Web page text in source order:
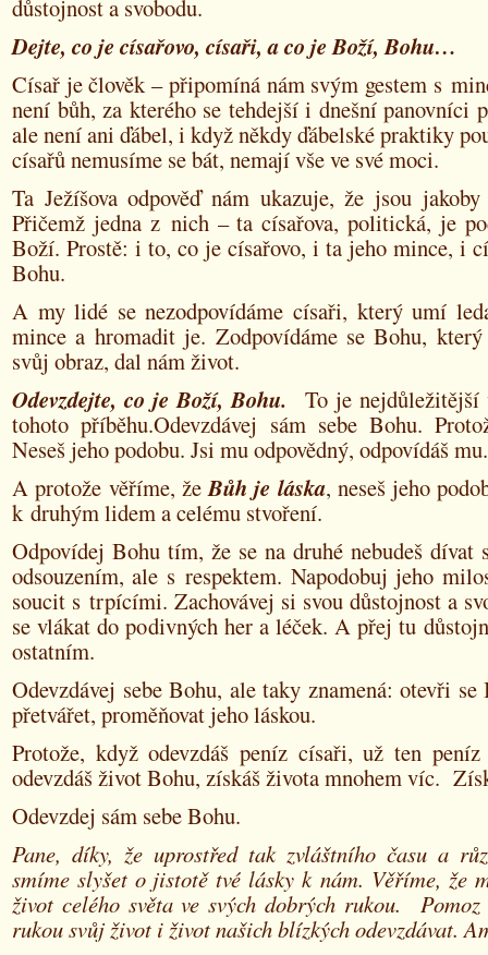
důstojnost a svobodu.
Dejte, co je císařovo, císaři, a co je Boží, Bohu…
Císař je člověk – připomíná nám svým gestem s
není bůh, za kterého se tehdejší i dnešní panovníci
ale není ani ďábel, i když někdy ďábelské praktiky
císařů nemusíme se bát, nemají vše ve své moci.
Ta Ježíšova odpověď nám ukazuje, že jsou
Přičemž jedna z nich – ta císařova, politická, je
Boží. Prostě: i to, co je císařovo, i ta jeho mince, i
Bohu.
A my lidé se nezodpovídáme císaři, který umí
mince a hromadit je. Zodpovídáme se Bohu,
svůj obraz, dal nám život.
Odevzdejte, co je Boží, Bohu. To je nejdůležitější
tohoto příběhu.Odevzdávej sám sebe Bohu.
Neseš jeho podobu. Jsi mu odpovědný, odpovídáš mu.
A protože věříme, žeBůh je láska, neseš jeho
k druhým lidem a celému stvoření.
Odpovídej Bohu tím, že se na druhé nebudeš dívat
odsouzením, ale s respektem. Napodobuj jeho
soucit s trpícími. Zachovávej si svou důstojnost a
se vlákat do podivných her a léček. A přej tu
ostatním.
Odevzdávej sebe Bohu, ale taky znamená: otevři se
přetvářet, proměňovat jeho láskou.
Protože, když odevzdáš peníz císaři, už ten
odevzdáš život Bohu, získáš života mnohem víc.
Odevzdej sám sebe Bohu.
Pane, díky, že uprostřed tak zvláštního času a
smíme slyšet o jistotě tvé lásky k nám. Věříme, že
život celého světa ve svých dobrých rukou.
rukou svůj život i život našich blízkých odevzdávat.